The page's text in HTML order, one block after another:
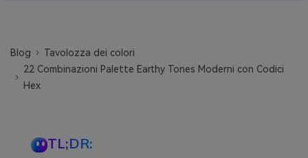
Blog
Tavolozza dei colori
22 Combinazioni Palette Earthy Tones Moderni con Codici
Hex
TL;DR: